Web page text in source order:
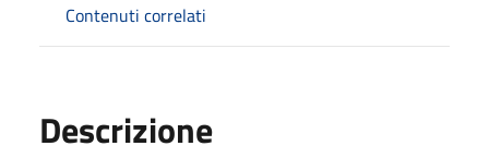
Contenuti correlati
Descrizione